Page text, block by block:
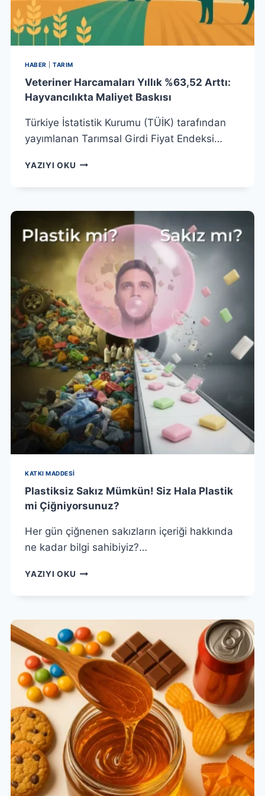
HABER |TARIM
Veteriner Harcamaları Yıllık %63,52 Arttı:
Hayvancılıkta Maliyet Baskısı
Türkiye İstatistik Kurumu (TÜİK) tarafından
yayımlanan Tarımsal Girdi Fiyat Endeksi…
YAZIYI OKU VETERINER
YILLIK
ARTTI:
HAYVANCILIKTA
MALIYET
BASKISI
KATKI MADDESI
Plastiksiz Sakız Mümkün! Siz Hala Plastik
mi Çiğniyorsunuz?
Her gün çiğnenen sakızların içeriği hakkında
ne kadar bilgi sahibiyiz?…
YAZIYI OKU PLASTIKSIZ
MÜMKÜN!
HALA
PLASTIK
MI
ÇIĞNIYORSUNUZ?